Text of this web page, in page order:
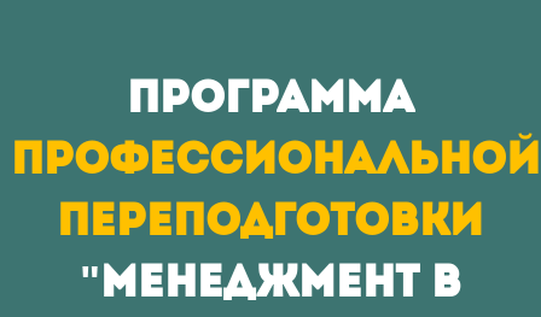
Программа
профессиональной
переподготовки
"МЕНЕДЖМЕНТ В